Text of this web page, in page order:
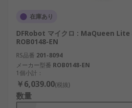
在庫あり
DFRobot マイクロ : MaQueen Lite
ROB0148-EN
RS品番 201-8094
メーカー型番 ROB0148-EN
1個小計：
￥6,039.00(税抜)
数量